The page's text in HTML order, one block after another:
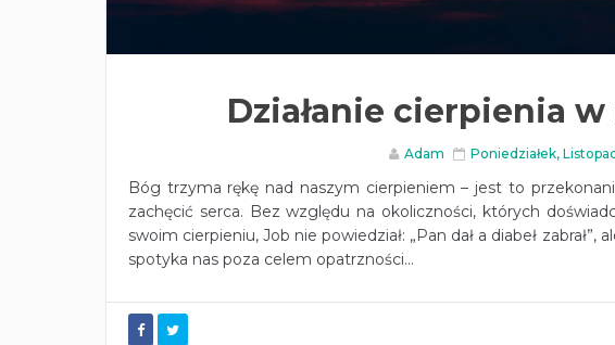
Działanie cierpienia
Adam Poniedziałek,
Bóg trzyma rękę nad naszym cierpieniem – jest to
zachęcić serca. Bez względu na okoliczności, których
swoim cierpieniu, Job nie powiedział: „Pan dał a diabeł zabrał”,
spotyka nas poza celem opatrzności...